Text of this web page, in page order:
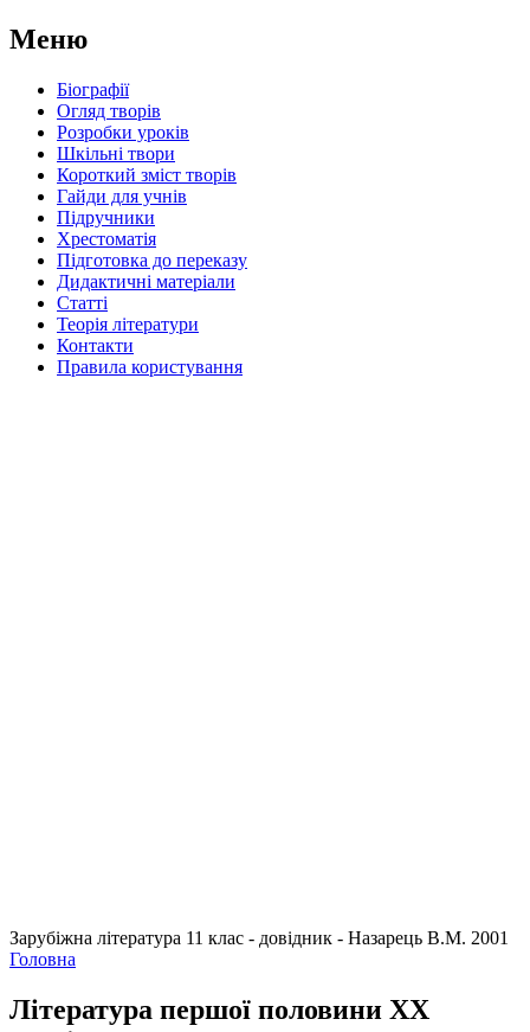
Меню
Біографії
Огляд творів
Розробки уроків
Шкільні твори
Короткий зміст творів
Гайди для учнів
Підручники
Хрестоматія
Підготовка до переказу
Дидактичні матеріали
Статті
Теорія літератури
Контакти
Правила користування
Зарубіжна література 11 клас - довідник - Назарець В.М. 2001
Головна
Література першої половини ХХ